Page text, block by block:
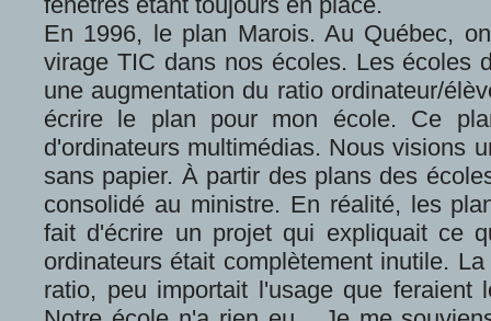
En 1996, le plan Marois. Au Québec,
virage TIC dans nos écoles. Les écoles
une augmentation du ratio ordinateur/
écrire le plan pour mon école. Ce
d'ordinateurs multimédias. Nous visions
sans papier. À partir des plans des
consolidé au ministre. En réalité, les
fait d'écrire un projet qui expliquait ce
ordinateurs était complètement inutile.
ratio, peu importait l'usage que feraient